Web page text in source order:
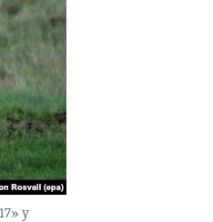
у